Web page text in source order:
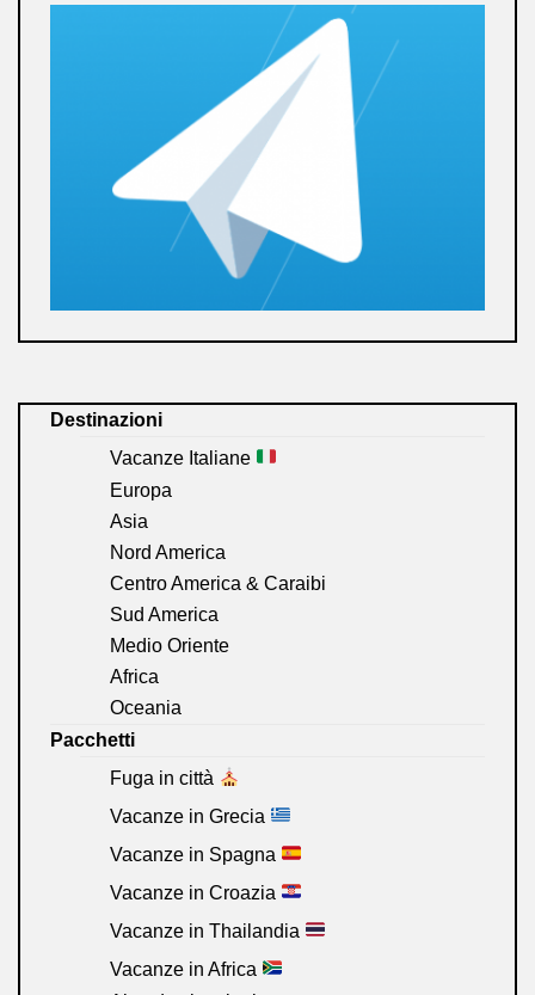
Destinazioni
Vacanze Italiane
Europa
Asia
Nord America
Centro America & Caraibi
Sud America
Medio Oriente
Africa
Oceania
Pacchetti
Fuga in città
Vacanze in Grecia
Vacanze in Spagna
Vacanze in Croazia
Vacanze in Thailandia
Vacanze in Africa